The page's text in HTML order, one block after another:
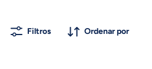
Filtros Ordenar por